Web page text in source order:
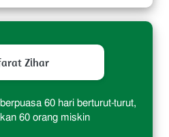
Zihar
60 hari berturut-turut,
60 orang miskin